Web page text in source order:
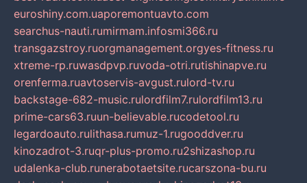
euroshiny.com.uaporemontuavto.com
searchus-nauti.rumirmam.infosmi366.ru
transgazstroy.ruorgmanagement.orgyes-fitness.ru
xtreme-rp.ruwasdpvp.ruvoda-otri.rutishinapve.ru
orenferma.ruavtoservis-avgust.rulord-tv.ru
backstage-682-music.rulordfilm7.rulordfilm13.ru
prime-cars63.ruun-believable.rucodetool.ru
legardoauto.rulithasa.rumuz-1.rugooddver.ru
kinozadrot-3.ruqr-plus-promo.ru2shizashop.ru
udalenka-club.runerabotaetsite.rucarszona-bu.ru